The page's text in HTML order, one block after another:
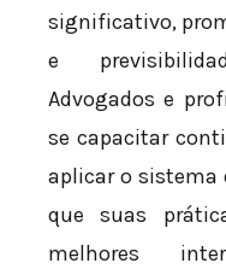
significativo,
e
Advogados e
se capacitar
aplicar o sistema
que suas
melhores